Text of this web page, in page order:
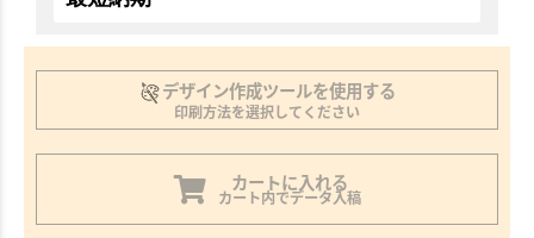
デザイン作成ツールを使用する
印刷方法を選択してください
カートに入れる
カート内でデータ入稿